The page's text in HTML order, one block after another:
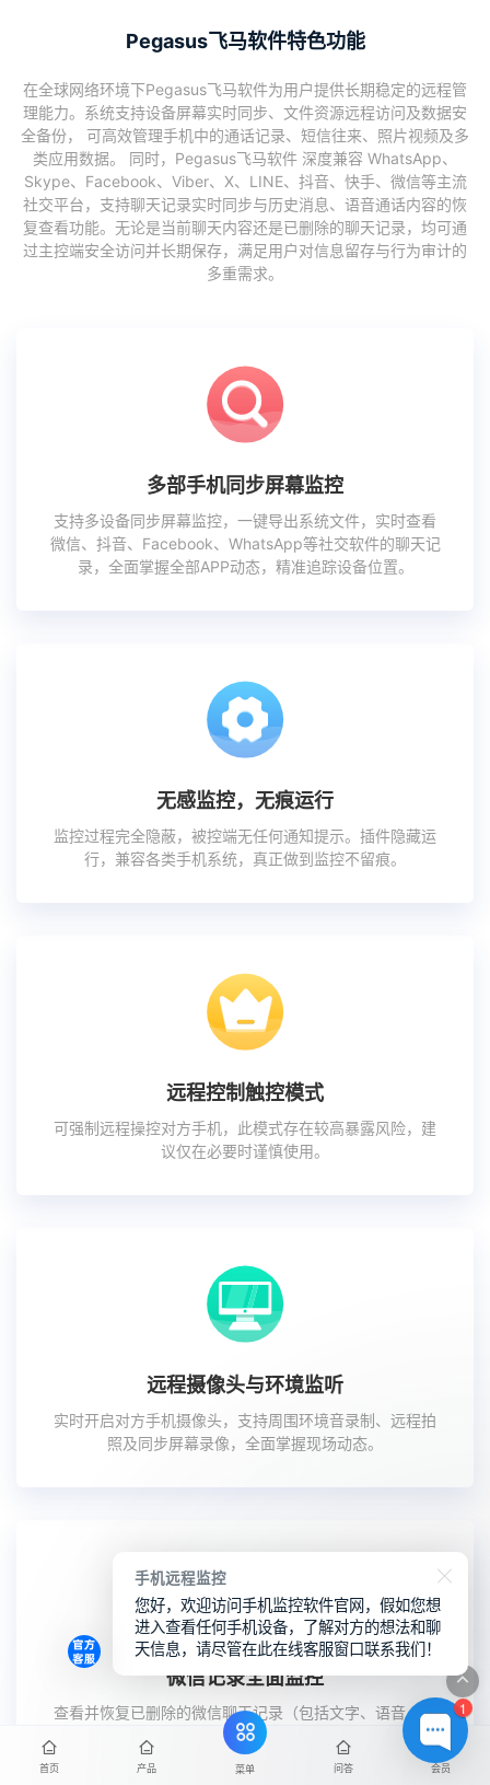
Pegasus飞马软件特色功能
在全球网络环境下Pegasus飞马软件为用户提供长期稳定的远程管
理能力。系统支持设备屏幕实时同步、文件资源远程访问及数据安
全备份， 可高效管理手机中的通话记录、短信往来、照片视频及多
类应用数据。 同时，Pegasus飞马软件 深度兼容 WhatsApp、
Skype、Facebook、Viber、X、LINE、抖音、快手、微信等主流
社交平台，支持聊天记录实时同步与历史消息、语音通话内容的恢
复查看功能。无论是当前聊天内容还是已删除的聊天记录，均可通
过主控端安全访问并长期保存，满足用户对信息留存与行为审计的
多重需求。
多部手机同步屏幕监控
支持多设备同步屏幕监控，一键导出系统文件，实时查看
微信、抖音、Facebook、WhatsApp等社交软件的聊天记
录，全面掌握全部APP动态，精准追踪设备位置。
无感监控，无痕运行
监控过程完全隐蔽，被控端无任何通知提示。插件隐藏运
行，兼容各类手机系统，真正做到监控不留痕。
远程控制触控模式
可强制远程操控对方手机，此模式存在较高暴露风险，建
议仅在必要时谨慎使用。
远程摄像头与环境监听
实时开启对方手机摄像头，支持周围环境音录制、远程拍
照及同步屏幕录像，全面掌握现场动态。
微信记录全面监控
查看并恢复已删除的微信聊天记录（包括文字、语音、图
片、视频），完整掌握通讯社交内容。
首页 产品 菜单 问答 会员
1
手机远程监控
您好，欢迎访问手机监控软件官网，假如您想
进入查看任何手机设备，了解对方的想法和聊
天信息，请尽管在此在线客服窗口联系我们！